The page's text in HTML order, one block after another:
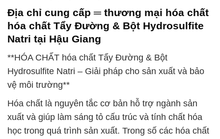
Địa chỉ cung cấp ═ thương mại hóa chất
hóa chất Tẩy Đường & Bột Hydrosulfite
Natri tại Hậu Giang
**HÓA CHẤT hóa chất Tẩy Đường & Bột
Hydrosulfite Natri – Giải pháp cho sản xuất và bảo
vệ môi trường**
Hóa chất là nguyên tắc cơ bản hỗ trợ ngành sản
xuất và giúp làm sáng tỏ cấu trúc và tính chất hóa
học trong quá trình sản xuất. Trong số các hóa chất